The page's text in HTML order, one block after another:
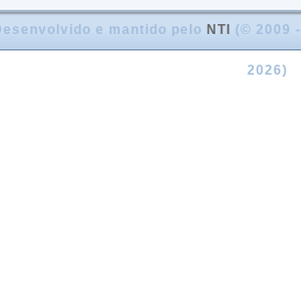
e mantido pelo NTI (© 2009 -
2026)